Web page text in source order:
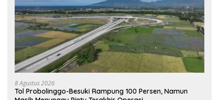
8 Agustus 2026
Tol Probolinggo-Besuki Rampung 100 Persen, Namun